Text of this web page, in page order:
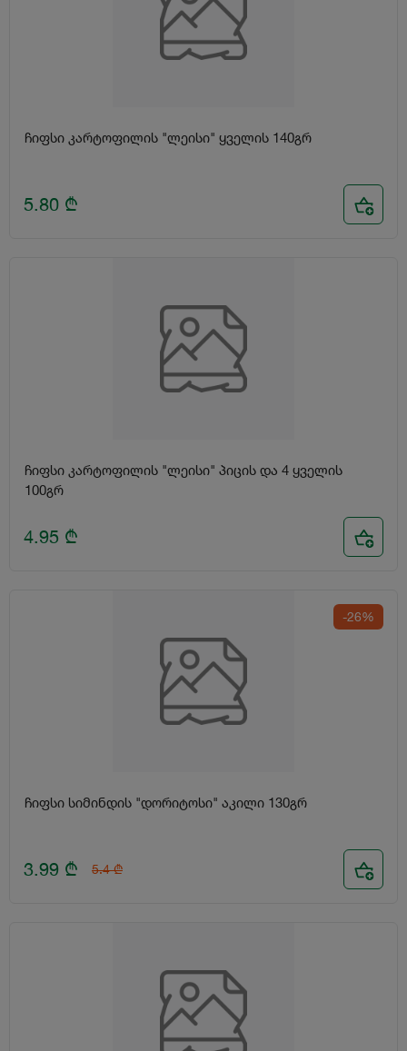
ჩიფსი კარტოფილის "ლეისი" ყველის 140გრ
5.80 ₾
ჩიფსი კარტოფილის "ლეისი" პიცის და 4 ყველის
100გრ
4.95 ₾
-26%
ჩიფსი სიმინდის "დორიტოსი" აკილი 130გრ
3.99 ₾ 5.4 ₾